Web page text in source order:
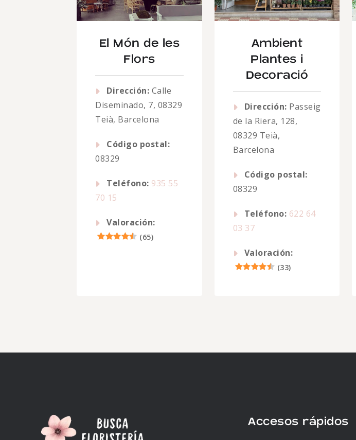
El Món de les
Flors
Dirección: Calle
Diseminado, 7, 08329
Teià, Barcelona
Código postal:
08329
Teléfono: 935 55
70 15
Valoración:
(65)
Ambient
Plantes i
Decoració
Dirección: Passeig
de la Riera, 128,
08329 Teià,
Barcelona
Código postal:
08329
Teléfono: 622 64
03 37
Valoración:
(33)
Accesos rápidos